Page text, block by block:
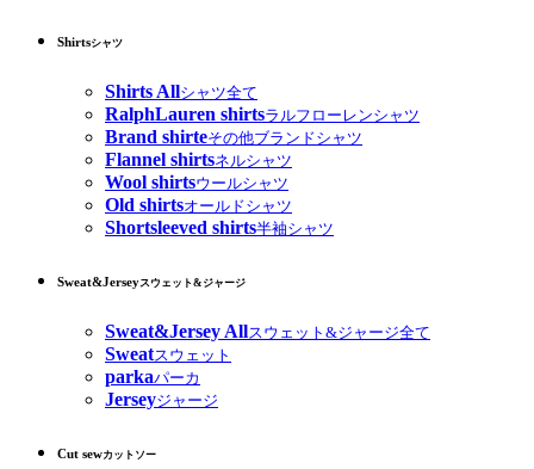
Shirtsシャツ
Shirts Allシャツ全て
RalphLauren shirtsラルフローレンシャツ
Brand shirteその他ブランドシャツ
Flannel shirtsネルシャツ
Wool shirtsウールシャツ
Old shirtsオールドシャツ
Shortsleeved shirts半袖シャツ
Sweat&Jerseyスウェット&ジャージ
Sweat&Jersey Allスウェット&ジャージ全て
Sweatスウェット
parkaパーカ
Jerseyジャージ
Cut sewカットソー